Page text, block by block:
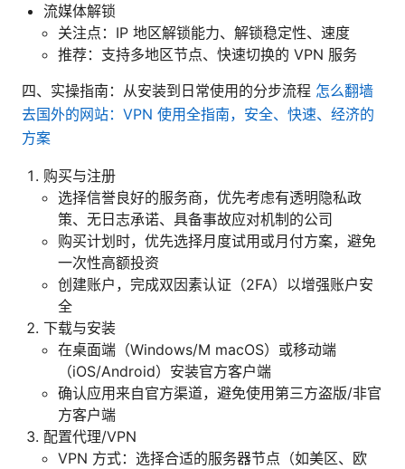
流媒体解锁
关注点：IP 地区解锁能力、解锁稳定性、速度
推荐：支持多地区节点、快速切换的 VPN 服务
四、实操指南：从安装到日常使用的分步流程 怎么翻墙
去国外的网站：VPN 使用全指南，安全、快速、经济的
方案
购买与注册
选择信誉良好的服务商，优先考虑有透明隐私政
策、无日志承诺、具备事故应对机制的公司
购买计划时，优先选择月度试用或月付方案，避免
一次性高额投资
创建账户，完成双因素认证（2FA）以增强账户安
全
下载与安装
在桌面端（Windows/M macOS）或移动端
（iOS/Android）安装官方客户端
确认应用来自官方渠道，避免使用第三方盗版/非官
方客户端
配置代理/VPN
VPN 方式：选择合适的服务器节点（如美区、欧